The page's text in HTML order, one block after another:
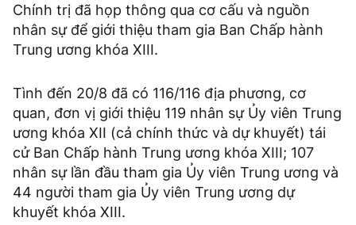
Chính trị đã họp thông qua cơ cấu và nguồn
nhân sự để giới thiệu tham gia Ban Chấp hành
Trung ương khóa XIII.
Tình đến 20/8 đã có 116/116 địa phương, cơ
quan, đơn vị giới thiệu 119 nhân sự Ủy viên Trung
ương khóa XII (cả chính thức và dự khuyết) tái
cử Ban Chấp hành Trung ương khóa XIII; 107
nhân sự lần đầu tham gia Ủy viên Trung ương và
44 người tham gia Ủy viên Trung ương dự
khuyết khóa XIII.